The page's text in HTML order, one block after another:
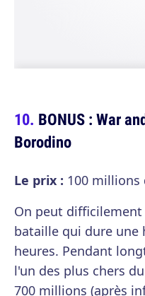
BONUS : War
Borodino
Le prix : 100 millions
On peut
bataille qui dure une
heures. Pendant
l'un des plus chers
700 millions (après